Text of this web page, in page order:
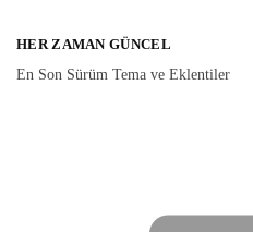
HER ZAMAN GÜNCEL
En Son Sürüm Tema ve Eklentiler